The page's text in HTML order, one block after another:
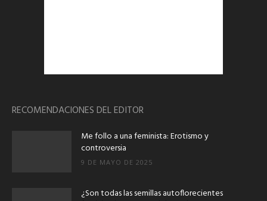
RECOMENDACIONES DEL EDITOR
Me follo a una feminista: Erotismo y
controversia
9 DE MAYO DE 2025
¿Son todas las semillas autoflorecientes